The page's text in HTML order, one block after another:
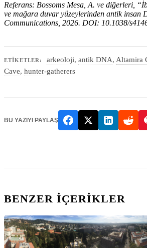
Referans: Bossoms Mesa, A. ve diğerleri,
ve mağara duvar yüzeylerinden antik insan
Communications, 2026. DOI: 10.1038/
ETIKETLER: arkeoloji, antik DNA, Altamira
Cave, hunter-gatherers
BU YAZIYI PAYLAŞ
BENZER IÇERIKLER